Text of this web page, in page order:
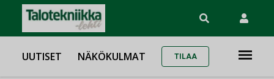
UUTISET NÄKÖKULMAT TILAA